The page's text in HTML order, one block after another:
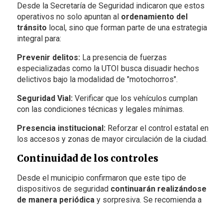
Desde la Secretaría de Seguridad indicaron que estos
operativos no solo apuntan al ordenamiento del
tránsito local, sino que forman parte de una estrategia
integral para:
Prevenir delitos:La presencia de fuerzas
especializadas como la UTOI busca disuadir hechos
delictivos bajo la modalidad de "motochorros".
Seguridad Vial:Verificar que los vehículos cumplan
con las condiciones técnicas y legales mínimas.
Presencia institucional:Reforzar el control estatal en
los accesos y zonas de mayor circulación de la ciudad.
Continuidad de los controles
Desde el municipio confirmaron que este tipo de
dispositivos de seguridad continuarán realizándose
de manera periódicay sorpresiva. Se recomienda a